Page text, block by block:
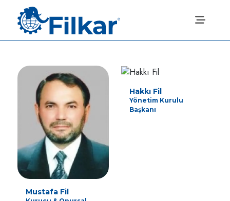
Mustafa Fil
Hakkı Fil
Yönetim Kurulu
Başkanı